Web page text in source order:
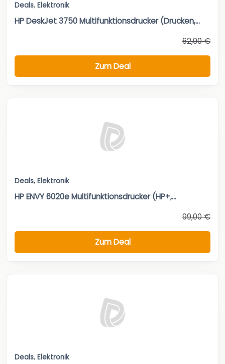
Deals, Elektronik
HP DeskJet 3750 Multifunktionsdrucker (Drucken,...
62,90 €
Zum Deal
Deals, Elektronik
HP ENVY 6020e Multifunktionsdrucker (HP+,...
99,00 €
Zum Deal
Deals, Elektronik